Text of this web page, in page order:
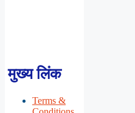
मुख्य लिंक
Terms &